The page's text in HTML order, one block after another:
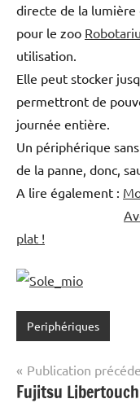
directe de la lumière
pour le zoo
utilisation.
Elle peut stocker
permettront de
journée entière.
Un périphérique
de la panne, donc,
A lire également :
plat !
Periphériques
Navigation
de
Publication
Fujitsu